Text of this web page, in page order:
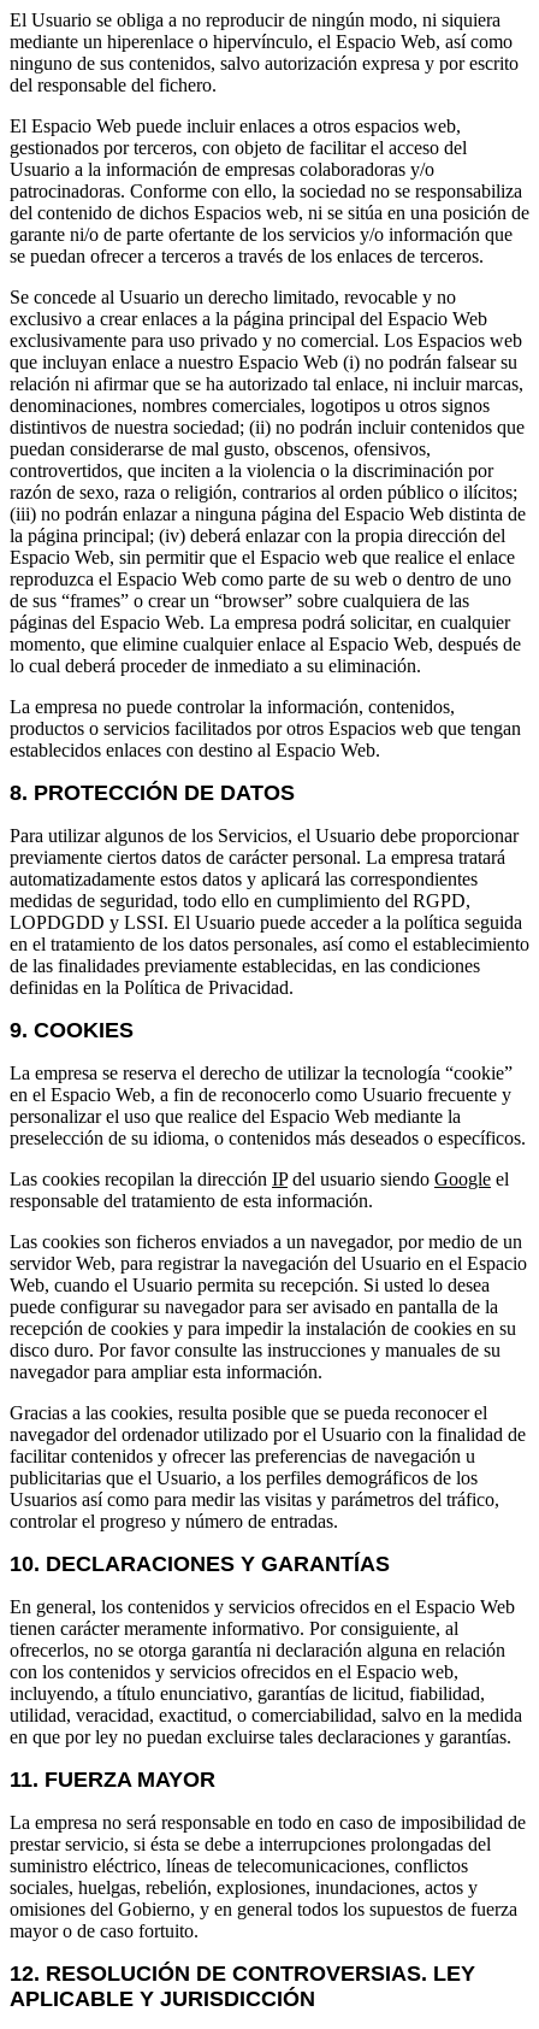
El Usuario se obliga a no reproducir de ningún modo, ni siquiera
mediante un hiperenlace o hipervínculo, el Espacio Web, así como
ninguno de sus contenidos, salvo autorización expresa y por escrito
del responsable del fichero.
El Espacio Web puede incluir enlaces a otros espacios web,
gestionados por terceros, con objeto de facilitar el acceso del
Usuario a la información de empresas colaboradoras y/o
patrocinadoras. Conforme con ello, la sociedad no se responsabiliza
del contenido de dichos Espacios web, ni se sitúa en una posición de
garante ni/o de parte ofertante de los servicios y/o información que
se puedan ofrecer a terceros a través de los enlaces de terceros.
Se concede al Usuario un derecho limitado, revocable y no
exclusivo a crear enlaces a la página principal del Espacio Web
exclusivamente para uso privado y no comercial. Los Espacios web
que incluyan enlace a nuestro Espacio Web (i) no podrán falsear su
relación ni afirmar que se ha autorizado tal enlace, ni incluir marcas,
denominaciones, nombres comerciales, logotipos u otros signos
distintivos de nuestra sociedad; (ii) no podrán incluir contenidos que
puedan considerarse de mal gusto, obscenos, ofensivos,
controvertidos, que inciten a la violencia o la discriminación por
razón de sexo, raza o religión, contrarios al orden público o ilícitos;
(iii) no podrán enlazar a ninguna página del Espacio Web distinta de
la página principal; (iv) deberá enlazar con la propia dirección del
Espacio Web, sin permitir que el Espacio web que realice el enlace
reproduzca el Espacio Web como parte de su web o dentro de uno
de sus “frames” o crear un “browser” sobre cualquiera de las
páginas del Espacio Web. La empresa podrá solicitar, en cualquier
momento, que elimine cualquier enlace al Espacio Web, después de
lo cual deberá proceder de inmediato a su eliminación.
La empresa no puede controlar la información, contenidos,
productos o servicios facilitados por otros Espacios web que tengan
establecidos enlaces con destino al Espacio Web.
8. PROTECCIÓN DE DATOS
Para utilizar algunos de los Servicios, el Usuario debe proporcionar
previamente ciertos datos de carácter personal. La empresa tratará
automatizadamente estos datos y aplicará las correspondientes
medidas de seguridad, todo ello en cumplimiento del RGPD,
LOPDGDD y LSSI. El Usuario puede acceder a la política seguida
en el tratamiento de los datos personales, así como el establecimiento
de las finalidades previamente establecidas, en las condiciones
definidas en la Política de Privacidad.
9. COOKIES
La empresa se reserva el derecho de utilizar la tecnología “cookie”
en el Espacio Web, a fin de reconocerlo como Usuario frecuente y
personalizar el uso que realice del Espacio Web mediante la
preselección de su idioma, o contenidos más deseados o específicos.
Las cookies recopilan la dirección IPdel usuario siendo Google el
responsable del tratamiento de esta información.
Las cookies son ficheros enviados a un navegador, por medio de un
servidor Web, para registrar la navegación del Usuario en el Espacio
Web, cuando el Usuario permita su recepción. Si usted lo desea
puede configurar su navegador para ser avisado en pantalla de la
recepción de cookies y para impedir la instalación de cookies en su
disco duro. Por favor consulte las instrucciones y manuales de su
navegador para ampliar esta información.
Gracias a las cookies, resulta posible que se pueda reconocer el
navegador del ordenador utilizado por el Usuario con la finalidad de
facilitar contenidos y ofrecer las preferencias de navegación u
publicitarias que el Usuario, a los perfiles demográficos de los
Usuarios así como para medir las visitas y parámetros del tráfico,
controlar el progreso y número de entradas.
10. DECLARACIONES Y GARANTÍAS
En general, los contenidos y servicios ofrecidos en el Espacio Web
tienen carácter meramente informativo. Por consiguiente, al
ofrecerlos, no se otorga garantía ni declaración alguna en relación
con los contenidos y servicios ofrecidos en el Espacio web,
incluyendo, a título enunciativo, garantías de licitud, fiabilidad,
utilidad, veracidad, exactitud, o comerciabilidad, salvo en la medida
en que por ley no puedan excluirse tales declaraciones y garantías.
11. FUERZA MAYOR
La empresa no será responsable en todo en caso de imposibilidad de
prestar servicio, si ésta se debe a interrupciones prolongadas del
suministro eléctrico, líneas de telecomunicaciones, conflictos
sociales, huelgas, rebelión, explosiones, inundaciones, actos y
omisiones del Gobierno, y en general todos los supuestos de fuerza
mayor o de caso fortuito.
12. RESOLUCIÓN DE CONTROVERSIAS. LEY
APLICABLE Y JURISDICCIÓN